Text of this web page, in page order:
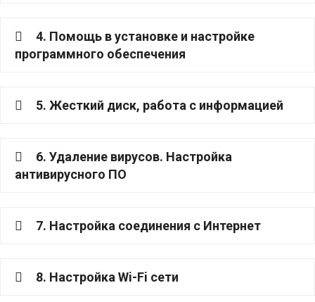
4. Помощь в установке и настройке
программного обеспечения
5. Жесткий диск, работа с информацией
6. Удаление вирусов. Настройка
антивирусного ПО
7. Настройка соединения с Интернет
8. Настройка Wi-Fi сети